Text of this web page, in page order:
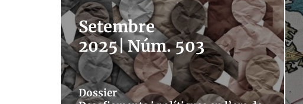
Setembre
2025|Núm. 503
Dossier